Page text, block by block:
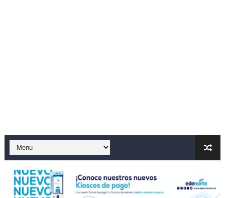
Gobierno español afirma retorno de 70.000 migrantes
Operativo en Barahona: desmantelan fábrica de